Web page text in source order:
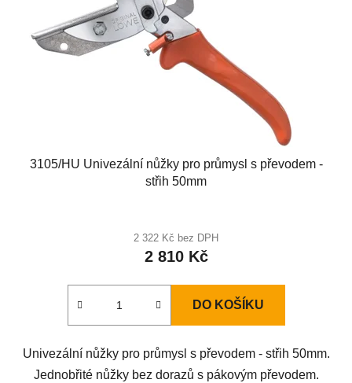
3105/HU Univezální nůžky pro průmysl s převodem -
střih 50mm
2 322 Kč bez DPH
2 810 Kč
DO KOŠÍKU
Univezální nůžky pro průmysl s převodem - střih 50mm.
Jednobřité nůžky bez dorazů s pákovým převodem.